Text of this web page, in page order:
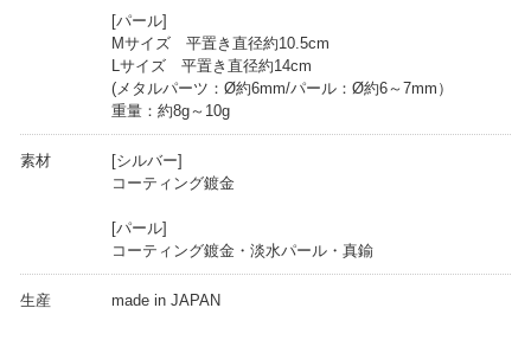
[パール]
Mサイズ 平置き直径約10.5cm
Lサイズ 平置き直径約14cm
(メタルパーツ：Ø約6mm/パール：Ø約6～7mm）
重量：約8g～10g
素材
[シルバー]
コーティング鍍金
[パール]
コーティング鍍金・淡水パール・真鍮
生産 made in JAPAN